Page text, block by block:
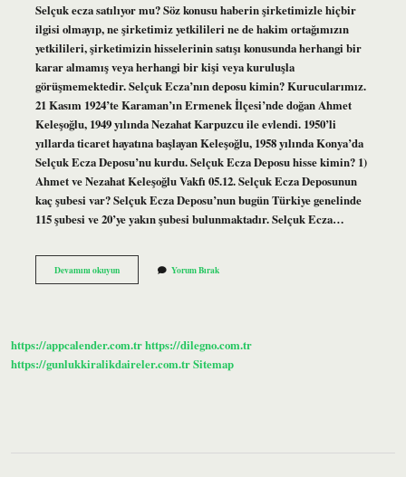
Selçuk ecza satılıyor mu? Söz konusu haberin şirketimizle hiçbir
ilgisi olmayıp, ne şirketimiz yetkilileri ne de hakim ortağımızın
yetkilileri, şirketimizin hisselerinin satışı konusunda herhangi bir
karar almamış veya herhangi bir kişi veya kuruluşla
görüşmemektedir. Selçuk Ecza’nın deposu kimin? Kurucularımız.
21 Kasım 1924’te Karaman’ın Ermenek İlçesi’nde doğan Ahmet
Keleşoğlu, 1949 yılında Nezahat Karpuzcu ile evlendi. 1950’li
yıllarda ticaret hayatına başlayan Keleşoğlu, 1958 yılında Konya’da
Selçuk Ecza Deposu’nu kurdu. Selçuk Ecza Deposu hisse kimin? 1)
Ahmet ve Nezahat Keleşoğlu Vakfı 05.12. Selçuk Ecza Deposunun
kaç şubesi var? Selçuk Ecza Deposu’nun bugün Türkiye genelinde
115 şubesi ve 20’ye yakın şubesi bulunmaktadır. Selçuk Ecza…
Devamını okuyunSelcuk
Ecza
Yorum Bırak
https://appcalender.com.trhttps://dilegno.com.tr
https://gunlukkiralikdaireler.com.trSitemap